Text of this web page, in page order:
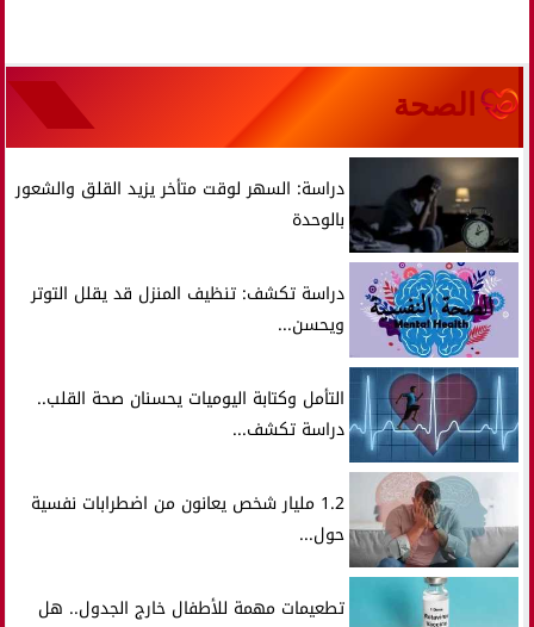
الصحة
دراسة: السهر لوقت متأخر يزيد القلق والشعور
بالوحدة
دراسة تكشف: تنظيف المنزل قد يقلل التوتر
ويحسن...
التأمل وكتابة اليوميات يحسنان صحة القلب..
دراسة تكشف...
1.2 مليار شخص يعانون من اضطرابات نفسية
حول...
تطعيمات مهمة للأطفال خارج الجدول.. هل